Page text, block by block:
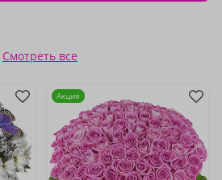
Смотреть все
Акция